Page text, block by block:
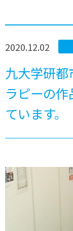
2020.12.02
九大学研
ラピーの
ています。